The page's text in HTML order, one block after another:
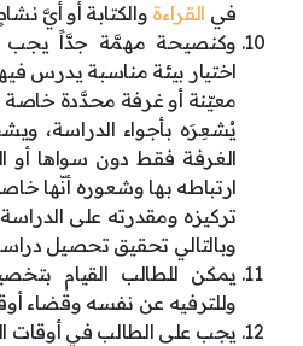
في القراءة والكتابة أو أيَّ
وكنصيحة مهمَّة جدَّاً يجب
اختيار بيئة مناسبة يدرس
معيّنة أو غرفة محدَّدة
يُشعِرَه بأجواء الدراسة،
الغرفة فقط دون سواها أو
ارتباطه بها وشعوره أنّها
تركيزه ومقدرته على
وبالتالي تحقيق تحصيل
يمكن للطالب القيام
وللترفيه عن نفسه وقضاء
يجب على الطالب في أوقات